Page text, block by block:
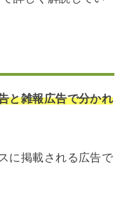
と雑報広告で分かれ
に掲載される広告で